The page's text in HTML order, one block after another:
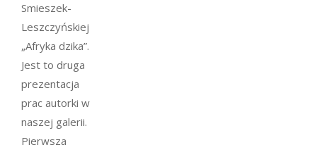
Smieszek-
Leszczyńskiej
„Afryka dzika”.
Jest to druga
prezentacja
prac autorki w
naszej galerii.
Pierwsza